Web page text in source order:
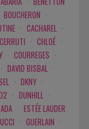
BOUCHERON ·
· CACHAREL ·
CERRUTI · CHLOÉ ·
· COURREGES ·
· DAVID BISBAL ·
· DKNY ·
· DUNHILL ·
· ESTÉE LAUDER
· GUERLAIN ·